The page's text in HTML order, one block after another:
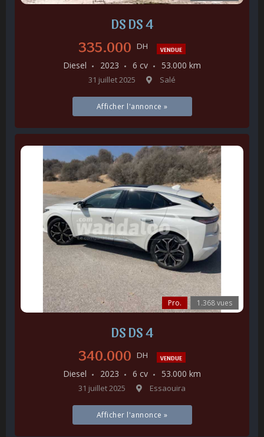
DS DS 4
335.000 DH VENDUE
Diesel 2023 6 cv 53.000 km
31 juillet 2025 Salé
Afficher l'annonce »
Pro. 1.368 vues
DS DS 4
340.000 DH VENDUE
Diesel 2023 6 cv 53.000 km
31 juillet 2025 Essaouira
Afficher l'annonce »